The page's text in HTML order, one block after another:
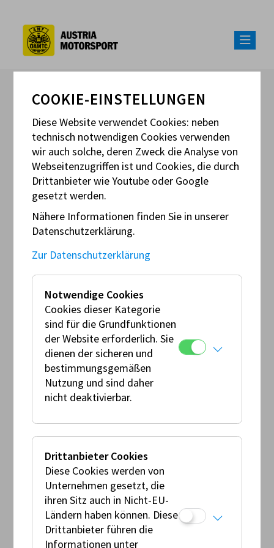
IGM SALZBURGRING
Österreich
office@salzburgring.com
ep@salzburgring.com
www.salzburgring.com
TERMINE DES VERANSTALTERS 2026
Fr
04
Sep
–
So
06
Sep
Automobil Rennsport,
Motorsportfestival ADAC GT Masters
Salzburgring
AT
Salzburg
Lauf z. ADAC GT Masters
DMSB Serie international
COOKIE-EINSTELLUNGEN
Diese Website verwendet Cookies: neben
technisch notwendigen Cookies verwenden
wir auch solche, deren Zweck die Analyse von
Webseitenzugriffen ist und Cookies, die durch
Drittanbieter wie Youtube oder Google
gesetzt werden.
Nähere Informationen finden Sie in unserer
Datenschutzerklärung.
Zur Datenschutzerklärung
Notwendige Cookies
Cookies dieser Kategorie
sind für die Grundfunktionen
der Website erforderlich. Sie
dienen der sicheren und
bestimmungsgemäßen
Nutzung und sind daher
nicht deaktivierbar.
Drittanbieter Cookies
Diese Cookies werden von
Unternehmen gesetzt, die
ihren Sitz auch in Nicht-EU-
Ländern haben können. Diese
Drittanbieter führen die
Informationen unter